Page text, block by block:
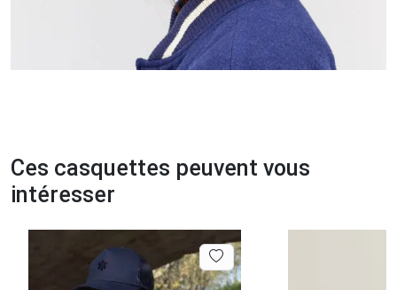
Ces casquettes peuvent vous
intéresser